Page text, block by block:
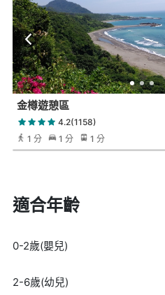
金樽遊憩區
4.2(1158)
1 分
1 分 1 分
適合年齡
0-2歲(嬰兒)
2-6歲(幼兒)